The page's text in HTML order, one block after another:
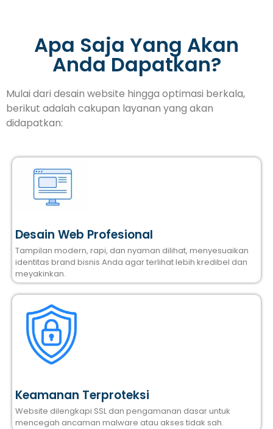
Apa Saja Yang Akan
Anda Dapatkan?
Mulai dari desain website hingga optimasi berkala,
berikut adalah cakupan layanan yang akan
didapatkan:
Desain Web Profesional
Tampilan modern, rapi, dan nyaman dilihat, menyesuaikan
identitas brand bisnis Anda agar terlihat lebih kredibel dan
meyakinkan.
Keamanan Terproteksi
Website dilengkapi SSL dan pengamanan dasar untuk
mencegah ancaman malware atau akses tidak sah.